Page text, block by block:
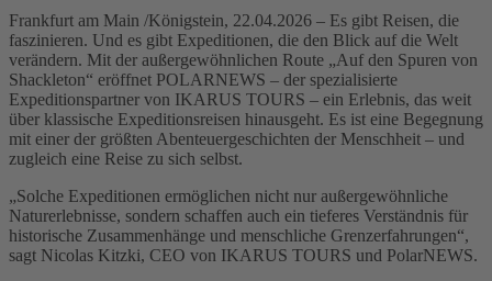
Frankfurt am Main /Königstein, 22.04.2026 – Es gibt Reisen, die
faszinieren. Und es gibt Expeditionen, die den Blick auf die Welt
verändern. Mit der außergewöhnlichen Route „Auf den Spuren von
Shackleton“ eröffnet POLARNEWS – der spezialisierte
Expeditionspartner von IKARUS TOURS – ein Erlebnis, das weit
über klassische Expeditionsreisen hinausgeht. Es ist eine Begegnung
mit einer der größten Abenteuergeschichten der Menschheit – und
zugleich eine Reise zu sich selbst.
„Solche Expeditionen ermöglichen nicht nur außergewöhnliche
Naturerlebnisse, sondern schaffen auch ein tieferes Verständnis für
historische Zusammenhänge und menschliche Grenzerfahrungen“,
sagt Nicolas Kitzki, CEO von IKARUS TOURS und PolarNEWS.